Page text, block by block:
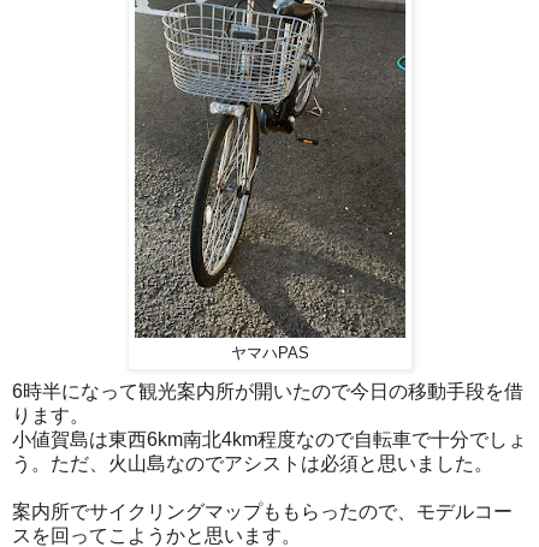
ヤマハPAS
6時半になって観光案内所が開いたので今日の移動手段を借
ります。
小値賀島は東西6km南北4km程度なので自転車で十分でしょ
う。ただ、火山島なのでアシストは必須と思いました。
案内所でサイクリングマップももらったので、モデルコー
スを回ってこようかと思います。